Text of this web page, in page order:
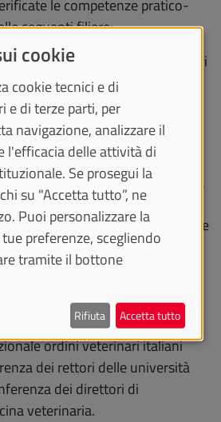
le competenze pratico-
seguenti filiere:
da compagnia, del cavallo e degli
e sicurezza alimentare
medicina degli animali da
tre parti, una per ciascuna filiera
fini del superamento della PPV
un giudizio di idoneità, che
il voto di laurea, e accede
di laurea.
della PPV nonché gli
effettuata sono individuati
ordini veterinari italiani
dei rettori delle università
dei direttori di
veterinaria.
cookie
cookie tecnici e di
e di terze parti, per
navigazione, analizzare il
l'efficacia delle attività di
Se prosegui la
su "Accetta tutto”, ne
Puoi personalizzare la
preferenze, scegliendo
tramite il bottone
Rifiuta Accetta tutto